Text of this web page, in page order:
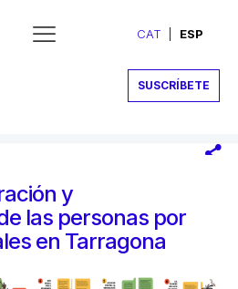
CAT ESP
SUSCRÍBETE
y
las personas por
en Tarragona